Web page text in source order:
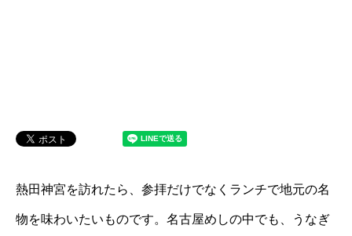
熱田神宮を訪れたら、参拝だけでなくランチで地元の名
物を味わいたいものです。名古屋めしの中でも、うなぎ